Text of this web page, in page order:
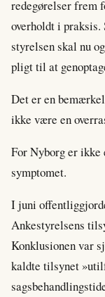
redegørelser frem
overholdt i praksis.
styrelsen skal nu
pligt til at
Det er en
ikke være en
For Nyborg er ikke
symptomet.
I juni
Ankestyrelsens
Konklusionen var
kaldte tilsynet